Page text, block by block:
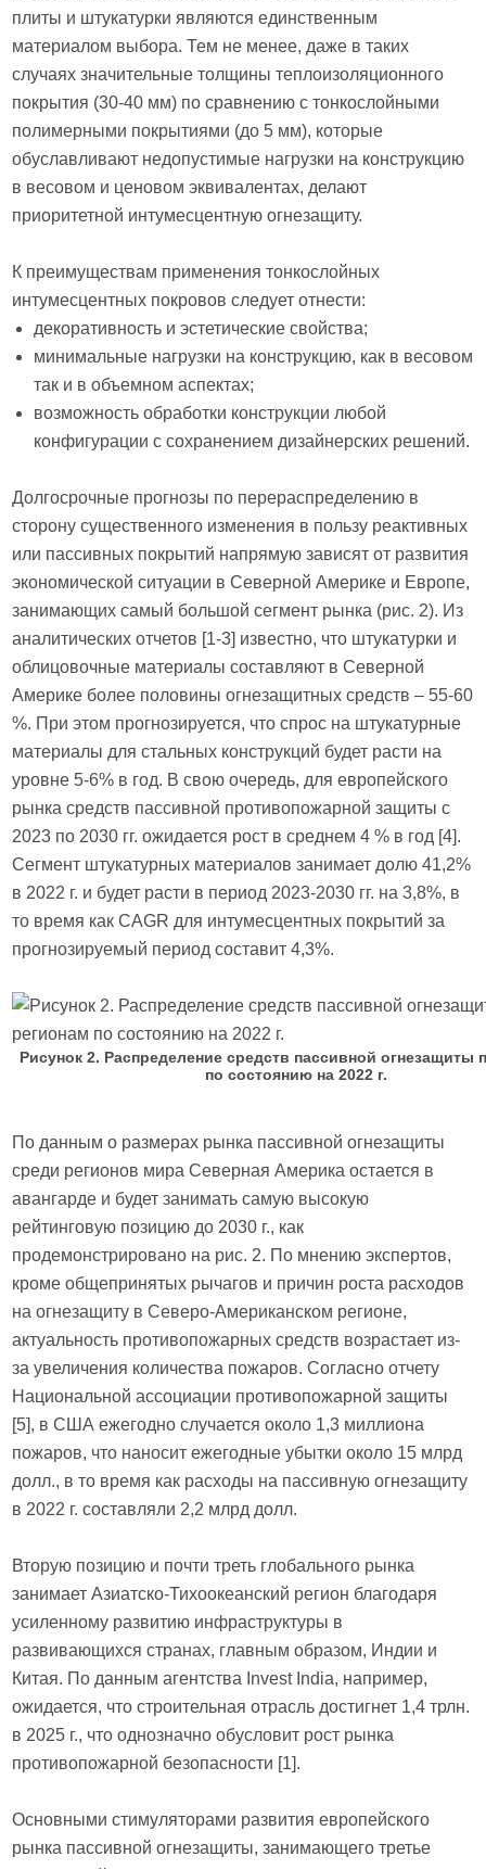
плиты и штукатурки являются единственным
материалом выбора. Тем не менее, даже в таких
случаях значительные толщины теплоизоляционного
покрытия (30-40 мм) по сравнению с тонкослойными
полимерными покрытиями (до 5 мм), которые
обуславливают недопустимые нагрузки на конструкцию
в весовом и ценовом эквивалентах, делают
приоритетной интумесцентную огнезащиту.
К преимуществам применения тонкослойных
интумесцентных покровов следует отнести:
декоративность и эстетические свойства;
минимальные нагрузки на конструкцию, как в весовом
так и в объемном аспектах;
возможность обработки конструкции любой
конфигурации с сохранением дизайнерских решений.
Долгосрочные прогнозы по перераспределению в
сторону существенного изменения в пользу реактивных
или пассивных покрытий напрямую зависят от развития
экономической ситуации в Северной Америке и Европе,
занимающих самый большой сегмент рынка (рис. 2). Из
аналитических отчетов [1-3] известно, что штукатурки и
облицовочные материалы составляют в Северной
Америке более половины огнезащитных средств – 55-60
%. При этом прогнозируется, что спрос на штукатурные
материалы для стальных конструкций будет расти на
уровне 5-6% в год. В свою очередь, для европейского
рынка средств пассивной противопожарной защиты с
2023 по 2030 гг. ожидается рост в среднем 4 % в год [4].
Сегмент штукатурных материалов занимает долю 41,2%
в 2022 г. и будет расти в период 2023-2030 гг. на 3,8%, в
то время как CAGR для интумесцентных покрытий за
прогнозируемый период составит 4,3%.
Рисунок 2. Распределение средств пассивной огнезащиты
по состоянию на 2022 г.
По данным о размерах рынка пассивной огнезащиты
среди регионов мира Северная Америка остается в
авангарде и будет занимать самую высокую
рейтинговую позицию до 2030 г., как
продемонстрировано на рис. 2. По мнению экспертов,
кроме общепринятых рычагов и причин роста расходов
на огнезащиту в Северо-Американском регионе,
актуальность противопожарных средств возрастает из-
за увеличения количества пожаров. Согласно отчету
Национальной ассоциации противопожарной защиты
[5], в США ежегодно случается около 1,3 миллиона
пожаров, что наносит ежегодные убытки около 15 млрд
долл., в то время как расходы на пассивную огнезащиту
в 2022 г. составляли 2,2 млрд долл.
Вторую позицию и почти треть глобального рынка
занимает Азиатско-Тихоокеанский регион благодаря
усиленному развитию инфраструктуры в
развивающихся странах, главным образом, Индии и
Китая. По данным агентства Invest India, например,
ожидается, что строительная отрасль достигнет 1,4 трлн.
в 2025 г., что однозначно обусловит рост рынка
противопожарной безопасности [1].
Основными стимуляторами развития европейского
рынка пассивной огнезащиты, занимающего третье